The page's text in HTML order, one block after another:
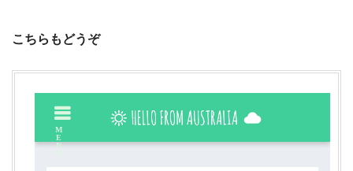
こちらもどうぞ